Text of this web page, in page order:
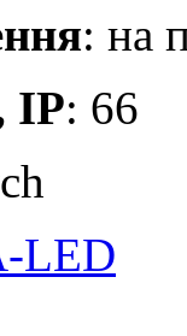
: на
IP: 66
LED